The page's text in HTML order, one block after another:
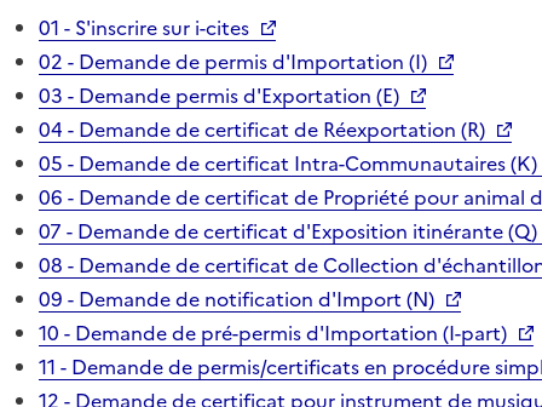
01 - S'inscrire sur i-cites
02 - Demande de permis d'Importation (I)
03 - Demande permis d'Exportation (E)
04 - Demande de certificat de Réexportation (R)
05 - Demande de certificat Intra-Communautaires (K)
06 - Demande de certificat de Propriété pour animal
07 - Demande de certificat d'Exposition itinérante (Q)
08 - Demande de certificat de Collection
09 - Demande de notification d'Import (N)
10 - Demande de pré-permis d'Importation (I-part)
11 - Demande de permis/certificats en procédure
12 - Demande de certificat pour instrument de